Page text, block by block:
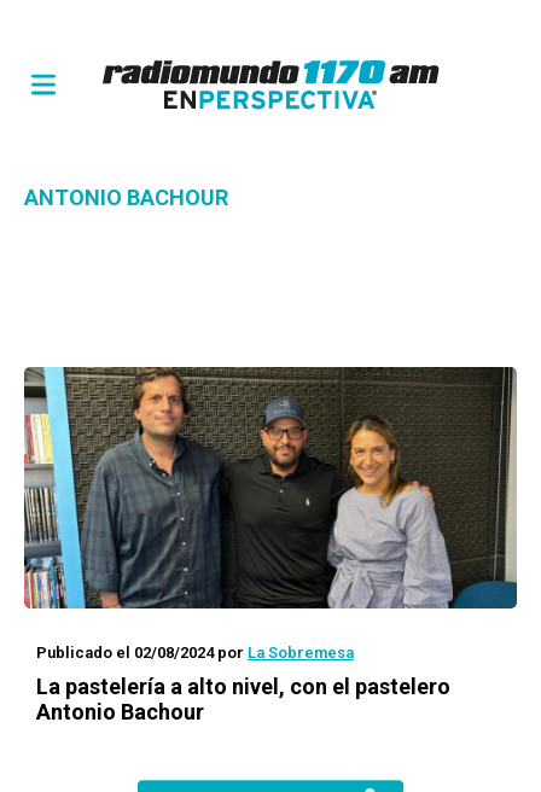
ANTONIO BACHOUR
Publicado el 02/08/2024por La Sobremesa
La pastelería a alto nivel, con el pastelero
Antonio Bachour